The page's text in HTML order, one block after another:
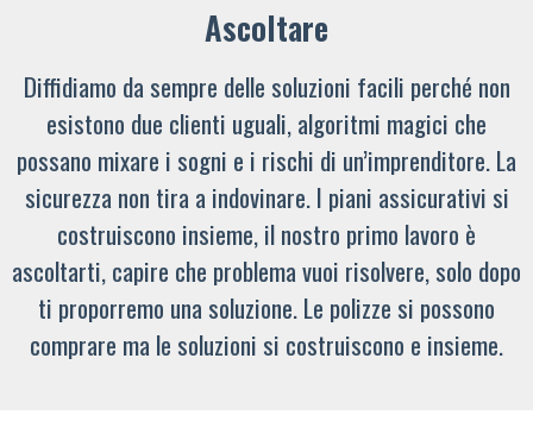
Ascoltare
Diffidiamo da sempre delle soluzioni facili perché non
esistono due clienti uguali, algoritmi magici che
possano mixare i sogni e i rischi di un’imprenditore. La
sicurezza non tira a indovinare. I piani assicurativi si
costruiscono insieme, il nostro primo lavoro è
ascoltarti, capire che problema vuoi risolvere, solo dopo
ti proporremo una soluzione. Le polizze si possono
comprare ma le soluzioni si costruiscono e insieme.